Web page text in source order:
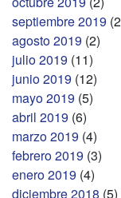
septiembre 2019
agosto 2019 (2)
julio 2019 (11)
junio 2019 (12)
mayo 2019 (5)
abril 2019 (6)
marzo 2019 (4)
febrero 2019 (3)
enero 2019 (4)
diciembre 2018 (5)